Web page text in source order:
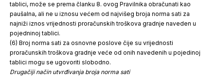
tablici, može se prema članku 8. ovog Pravilnika obračunati kao
paušalna, ali ne u iznosu većem od najvišeg broja norma sati za
najniži iznos vrijednosti proračunskih troškova gradnje naveden u
pojedninoj tablici.
(6) Broj norma sati za osnovne poslove čije su vrijednosti
proračunskih troškova gradnje veće od onih navedenih u pojedinoj
tablici mogu se ugovoriti slobodno.
Drugačiji način utvrđivanja broja norma sati